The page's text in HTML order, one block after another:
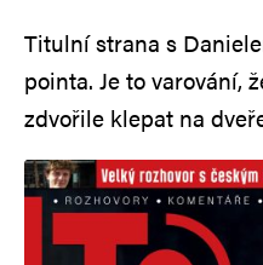
Titulní strana s
pointa. Je to varování,
zdvořile klepat na